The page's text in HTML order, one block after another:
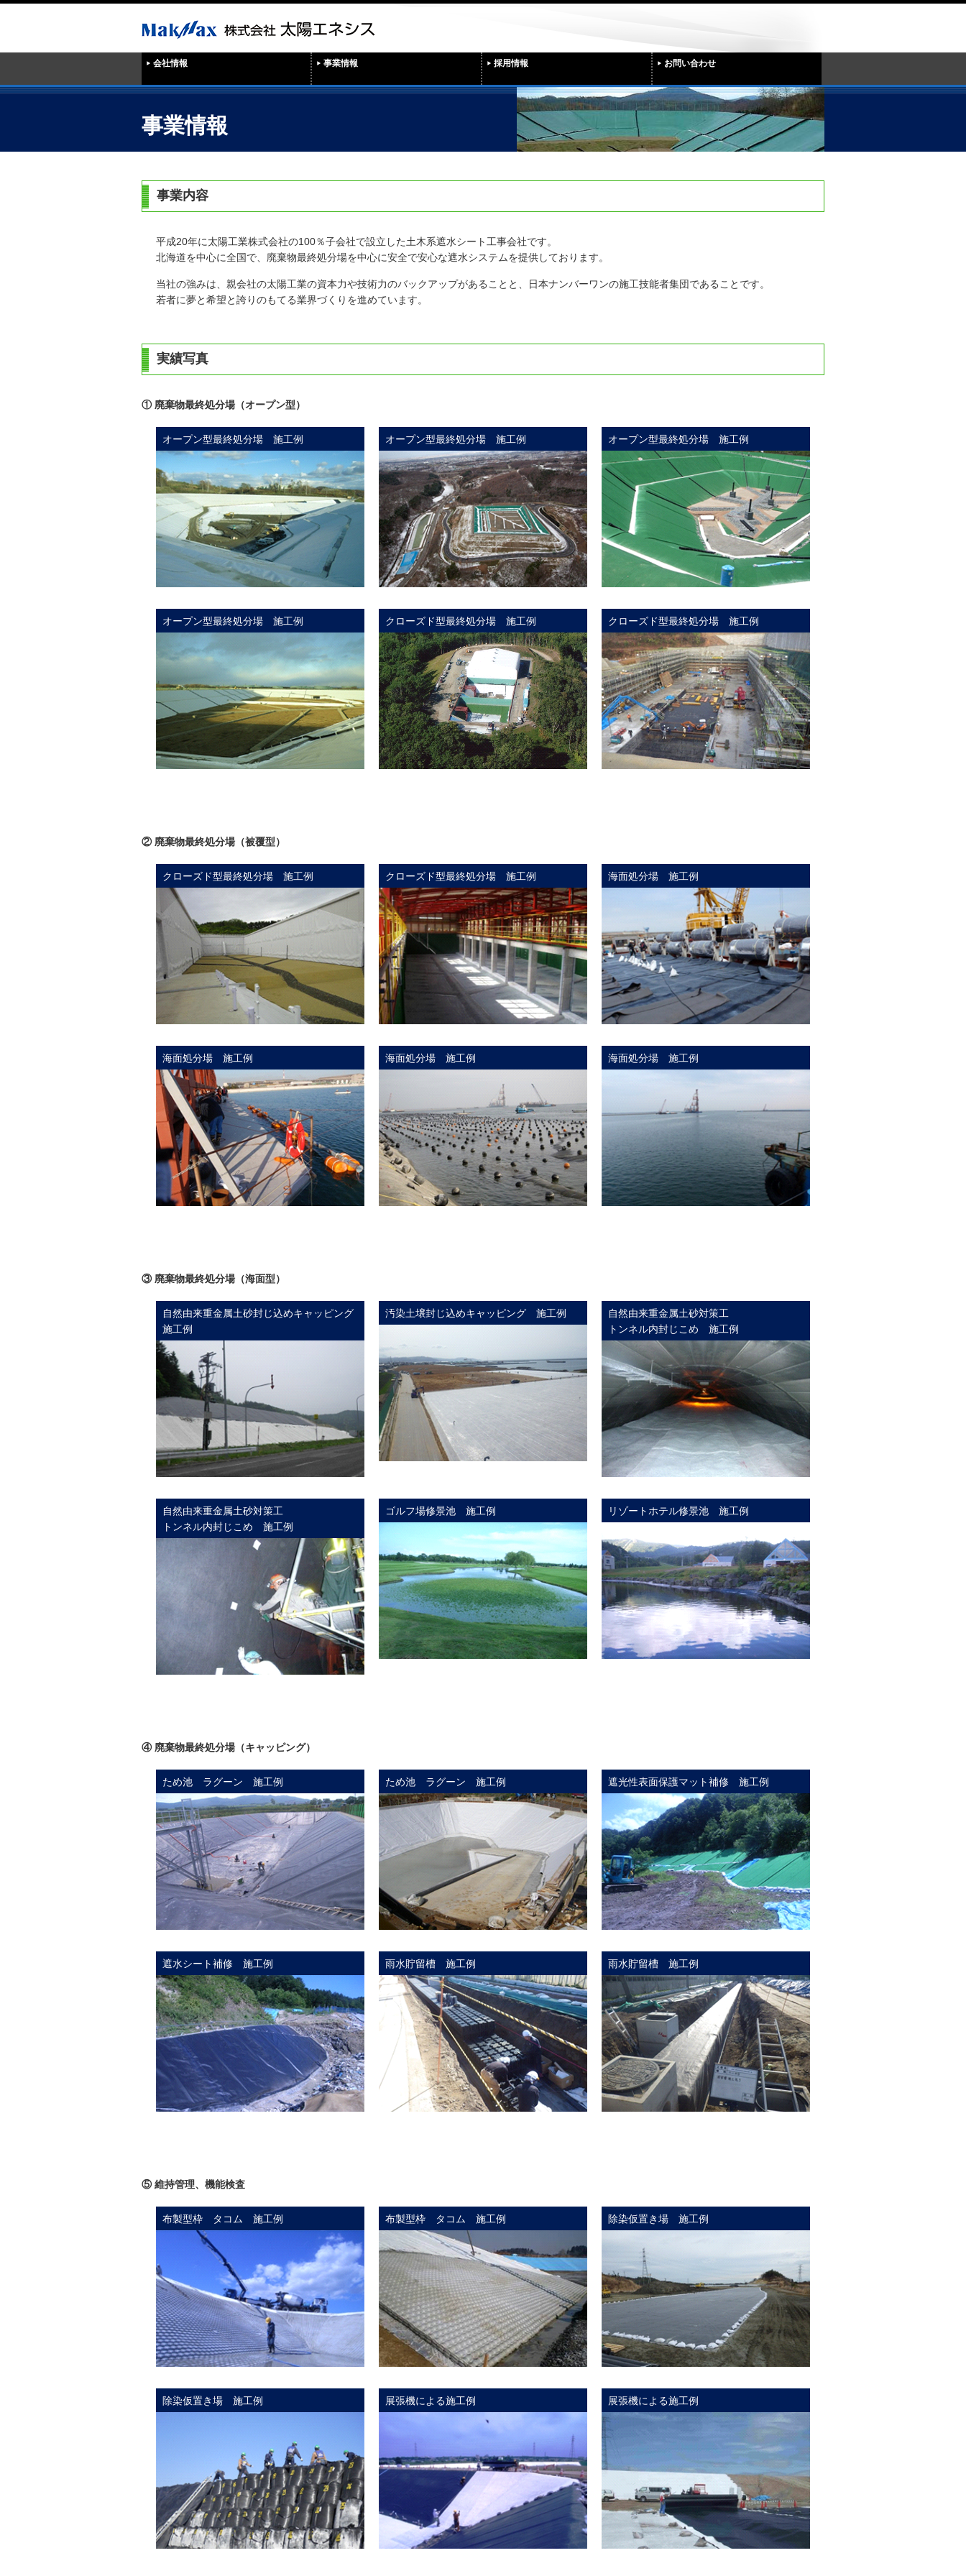
会社情報 事業情報 採用情報 お問い合わせ
事業情報
事業内容
平成20年に太陽工業株式会社の100％子会社で設立した土木系遮水シート工事会社です。
北海道を中心に全国で、廃棄物最終処分場を中心に安全で安心な遮水システムを提供しております。
当社の強みは、親会社の太陽工業の資本力や技術力のバックアップがあることと、日本ナンバーワンの施工技能者集団であることです。
若者に夢と希望と誇りのもてる業界づくりを進めています。
実績写真
① 廃棄物最終処分場（オープン型）
オープン型最終処分場 施工例 オープン型最終処分場 施工例 オープン型最終処分場 施工例
オープン型最終処分場 施工例 クローズド型最終処分場 施工例 クローズド型最終処分場 施工例
② 廃棄物最終処分場（被覆型）
クローズド型最終処分場 施工例 クローズド型最終処分場 施工例 海面処分場 施工例
海面処分場 施工例 海面処分場 施工例 海面処分場 施工例
③ 廃棄物最終処分場（海面型）
自然由来重金属土砂封じ込めキャッピング
施工例
汚染土壌封じ込めキャッピング 施工例
自然由来重金属土砂対策工
トンネル内封じこめ 施工例
自然由来重金属土砂対策工
トンネル内封じこめ 施工例
ゴルフ場修景池 施工例 リゾートホテル修景池 施工例
④ 廃棄物最終処分場（キャッピング）
ため池 ラグーン 施工例 ため池 ラグーン 施工例 遮光性表面保護マット補修 施工例
遮水シート補修 施工例 雨水貯留槽 施工例 雨水貯留槽 施工例
⑤ 維持管理、機能検査
布製型枠 タコム 施工例 布製型枠 タコム 施工例 除染仮置き場 施工例
除染仮置き場 施工例 展張機による施工例 展張機による施工例